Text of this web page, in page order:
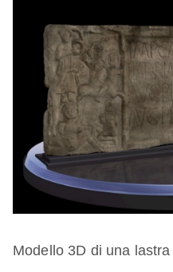
Modello 3D di una